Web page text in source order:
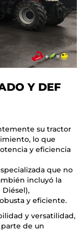
Y DEF
su tractor
lo que
y eficiencia
que no
incluyó la
y eficiente.
y versatilidad,
de un